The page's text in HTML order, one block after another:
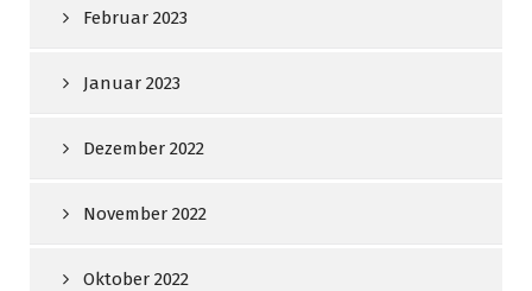
Februar 2023
Januar 2023
Dezember 2022
November 2022
Oktober 2022